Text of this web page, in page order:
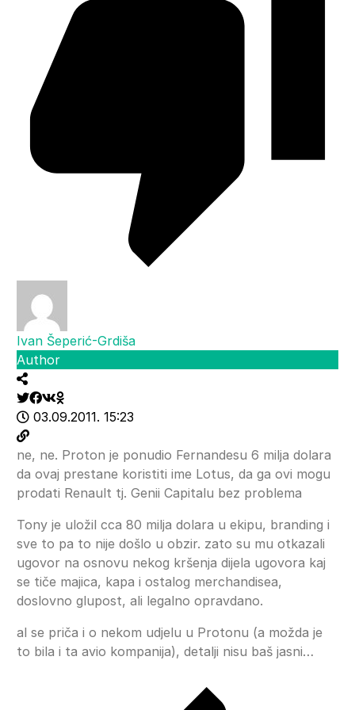
Ivan Šeperić-Grdiša
Author
03.09.2011. 15:23
ne, ne. Proton je ponudio Fernandesu 6 milja dolara
da ovaj prestane koristiti ime Lotus, da ga ovi mogu
prodati Renault tj. Genii Capitalu bez problema
Tony je uložil cca 80 milja dolara u ekipu, branding i
sve to pa to nije došlo u obzir. zato su mu otkazali
ugovor na osnovu nekog kršenja dijela ugovora kaj
se tiče majica, kapa i ostalog merchandisea,
doslovno glupost, ali legalno opravdano.
al se priča i o nekom udjelu u Protonu (a možda je
to bila i ta avio kompanija), detalji nisu baš jasni…